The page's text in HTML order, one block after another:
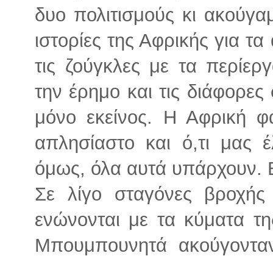
δυο πολιτισμούς κι
ιστορίες της Αφρικής για
τις ζούγκλες με τα
την έρημο και τις
μόνο εκείνος. Η Αφρική
απλησίαστο και ό,τι μας
όμως, όλα αυτά υπάρχουν.
Σε λίγο σταγόνες
ενώνονται με τα κύματα
Μπουμπουνητά